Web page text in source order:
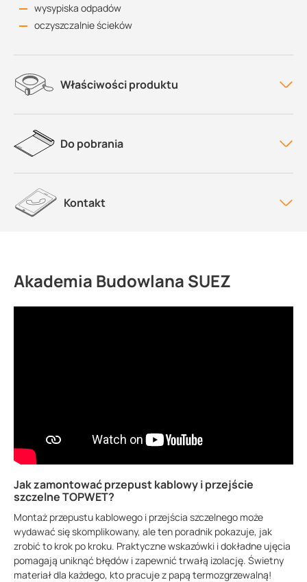
wysypiska odpadów
oczyszczalnie ścieków
Właściwości produktu
Do pobrania
Kontakt
Akademia Budowlana SUEZ
Jak zamontować przepust kablowy i przejście
szczelne TOPWET?
Montaż przepustu kablowego i przejścia szczelnego może
wydawać się skomplikowany, ale ten poradnik pokazuje, jak
zrobić to krok po kroku. Praktyczne wskazówki i dokładne ujęcia
pomagają uniknąć błędów i zapewnić trwałą izolację. Świetny
materiał dla każdego, kto pracuje z papą termozgrzewalną!